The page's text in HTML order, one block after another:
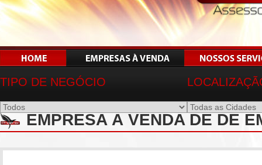
TIPO DE NEGÓCIO
EMPRESA À VENDA DE DE